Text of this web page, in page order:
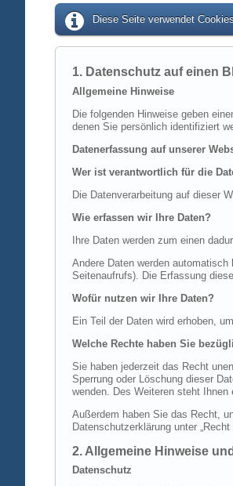
Diese Seite verwendet
1. Datenschutz auf einen
Allgemeine Hinweise
Die folgenden Hinweise geben
denen Sie persönlich identifiziert
Datenerfassung auf unserer
Wer ist verantwortlich für die
Die Datenverarbeitung auf dieser
Wie erfassen wir Ihre Daten?
Ihre Daten werden zum einen
Andere Daten werden
Seitenaufrufs). Die Erfassung
Wofür nutzen wir Ihre Daten?
Ein Teil der Daten wird erhoben,
Welche Rechte haben Sie
Sie haben jederzeit das Recht
Sperrung oder Löschung dieser
wenden. Des Weiteren steht
Außerdem haben Sie das Recht,
Datenschutzerklärung unter
2. Allgemeine Hinweise
Datenschutz